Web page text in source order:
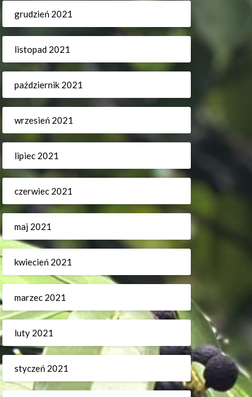
grudzień 2021
listopad 2021
październik 2021
wrzesień 2021
lipiec 2021
czerwiec 2021
maj 2021
kwiecień 2021
marzec 2021
luty 2021
styczeń 2021